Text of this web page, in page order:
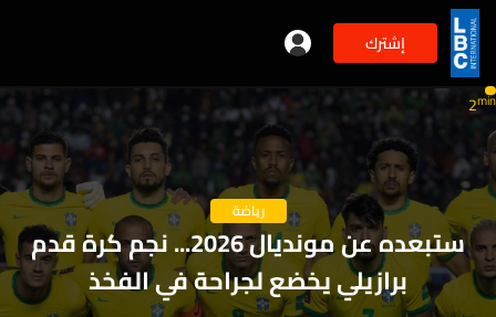
إشترك
رياضة
ستبعده عن مونديال 2026... نجم كرة قدم
برازيلي يخضع لجراحة في الفخذ
2min